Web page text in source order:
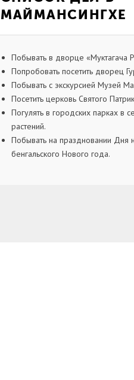
МАЙМАНСИНГХЕ
Побывать в дворце «Муктагача
Попробовать посетить дворец
Побывать с экскурсией Музей
Посетить церковь Святого
Погулять в городских парках в
растений.
Побывать на праздновании Дня
бенгальского Нового года.